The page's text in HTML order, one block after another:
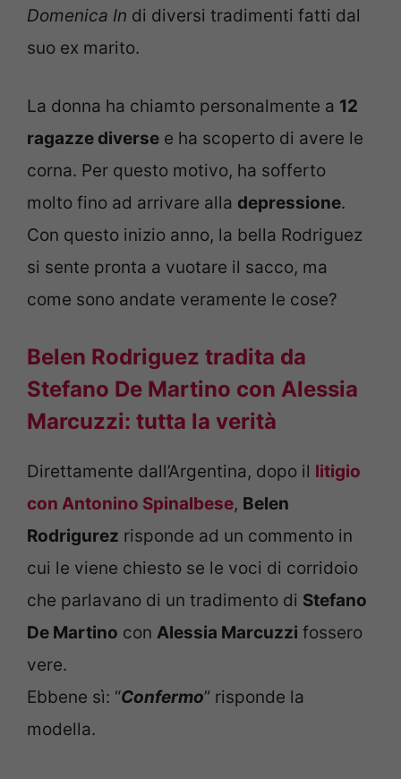
Domenica In di diversi tradimenti fatti dal
suo ex marito.
La donna ha chiamto personalmente a 12
ragazze diverse e ha scoperto di avere le
corna. Per questo motivo, ha sofferto
molto fino ad arrivare alla depressione.
Con questo inizio anno, la bella Rodriguez
si sente pronta a vuotare il sacco, ma
come sono andate veramente le cose?
Belen Rodriguez tradita da
Stefano De Martino con Alessia
Marcuzzi: tutta la verità
Direttamente dall’Argentina, dopo il litigio
con Antonino Spinalbese, Belen
Rodrigurez risponde ad un commento in
cui le viene chiesto se le voci di corridoio
che parlavano di un tradimento di Stefano
De Martino con Alessia Marcuzzi fossero
vere.
Ebbene sì: “Confermo” risponde la
modella.